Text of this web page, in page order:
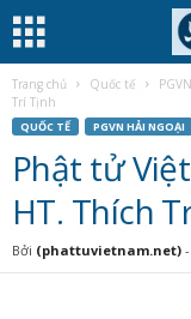
Trang chủ Quốc tế
Trí Tịnh
QUỐC TẾ PGVN HẢI NGOẠI
Phật tử
HT. Thích
Bởi (phattuvietnam.net) -